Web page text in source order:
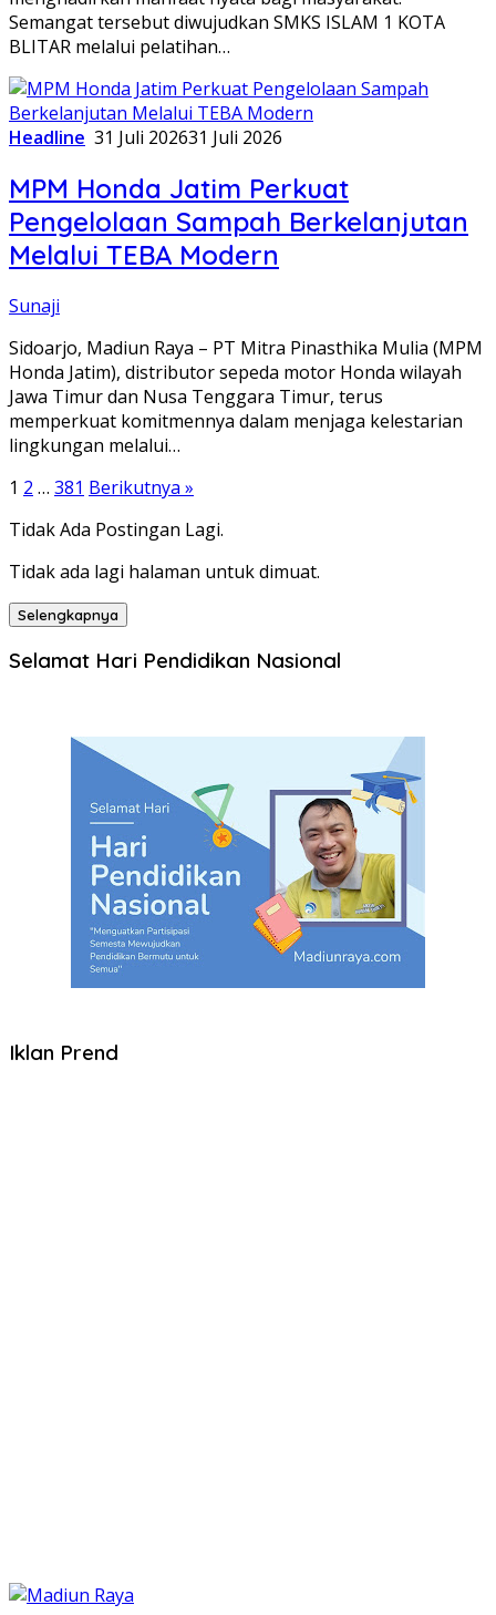
Semangat tersebut diwujudkan SMKS ISLAM 1 KOTA
BLITAR melalui pelatihan…
Headline 31 Juli 202631 Juli 2026
MPM Honda Jatim Perkuat
Pengelolaan Sampah Berkelanjutan
Melalui TEBA Modern
Sunaji
Sidoarjo, Madiun Raya – PT Mitra Pinasthika Mulia (MPM
Honda Jatim), distributor sepeda motor Honda wilayah
Jawa Timur dan Nusa Tenggara Timur, terus
memperkuat komitmennya dalam menjaga kelestarian
lingkungan melalui…
Paginasi
pos
1 2 … 381 Berikutnya »
Tidak Ada Postingan Lagi.
Tidak ada lagi halaman untuk dimuat.
Selengkapnya
Selamat Hari Pendidikan Nasional
Iklan Prend